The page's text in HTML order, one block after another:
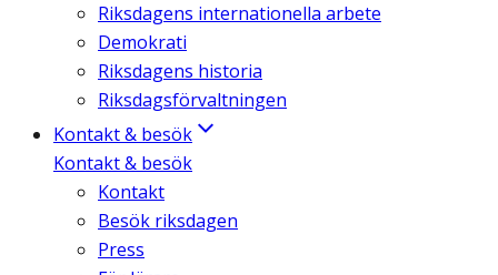
Riksdagens internationella arbete
Demokrati
Riksdagens historia
Riksdagsförvaltningen
Kontakt & besök
Kontakt & besök
Kontakt
Besök riksdagen
Press